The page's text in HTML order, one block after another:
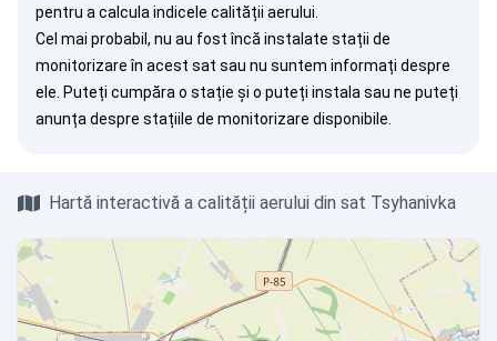
pentru a calcula indicele calității aerului.
Cel mai probabil, nu au fost încă instalate stații de
monitorizare în acest sat sau nu suntem informați despre
ele. Puteți cumpăra o stație și o puteți instala sau ne puteți
anunța despre stațiile de monitorizare disponibile.
Hartă interactivă a calității aerului din sat Tsyhanivka